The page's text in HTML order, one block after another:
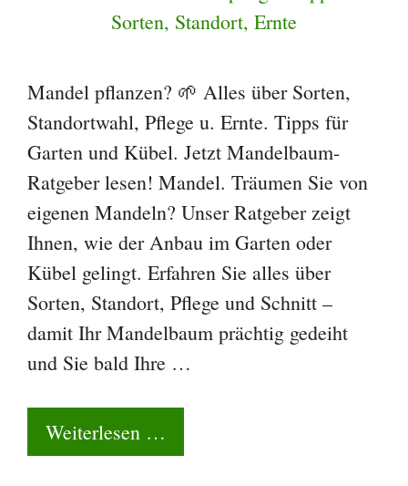
Mandel pflanzen? 🌱 Alles über Sorten,
Standortwahl, Pflege u. Ernte. Tipps für
Garten und Kübel. Jetzt Mandelbaum-
Ratgeber lesen! Mandel. Träumen Sie von
eigenen Mandeln? Unser Ratgeber zeigt
Ihnen, wie der Anbau im Garten oder
Kübel gelingt. Erfahren Sie alles über
Sorten, Standort, Pflege und Schnitt –
damit Ihr Mandelbaum prächtig gedeiht
und Sie bald Ihre …
Weiterlesen …